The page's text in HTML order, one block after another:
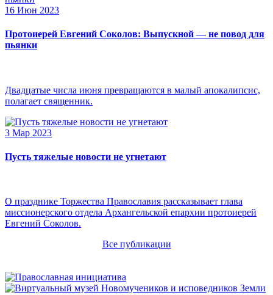
16 Июн 2023
Протоиерей Евгений Соколов: Выпускной — не повод для
пьянки
Двадцатые числа июня превращаются в малый апокалипсис,
полагает священник.
3 Мар 2023
Пусть тяжелые новости не угнетают
О празднике Торжества Православия рассказывает глава
миссионерского отдела Архангельской епархии протоиерей
Евгений Соколов.
Все публикации